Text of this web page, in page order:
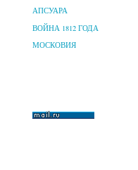
АПСУАРА
ВОЙНА 1812 ГОДА
МОСКОВИЯ